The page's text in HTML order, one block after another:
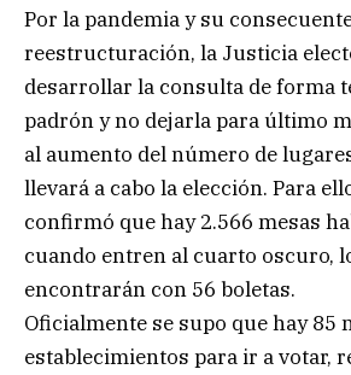
Por la pandemia y su
reestructuración, la Justicia
desarrollar la consulta de forma
padrón y no dejarla para último
al aumento del número de
llevará a cabo la elección. Para
confirmó que hay 2.566 mesas
cuando entren al cuarto oscuro,
encontrarán con 56 boletas.
Oficialmente se supo que hay 85
establecimientos para ir a votar,